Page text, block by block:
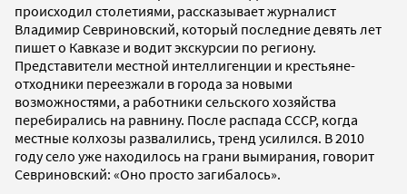
происходил столетиями, рассказывает журналист
Владимир Севриновский, который последние девять лет
пишет о Кавказе и водит экскурсии по региону.
Представители местной интеллигенции и крестьяне-
отходники переезжали в города за новыми
возможностями, а работники сельского хозяйства
перебирались на равнину. После распада СССР, когда
местные колхозы развалились, тренд усилился. В 2010
году село уже находилось на грани вымирания, говорит
Севриновский: «Оно просто загибалось».